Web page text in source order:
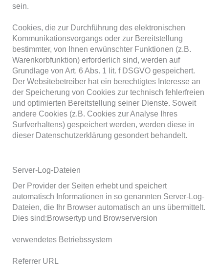
sein.
Cookies, die zur Durchführung des elektronischen
Kommunikationsvorgangs oder zur Bereitstellung
bestimmter, von Ihnen erwünschter Funktionen (z.B.
Warenkorbfunktion) erforderlich sind, werden auf
Grundlage von Art. 6 Abs. 1 lit. f DSGVO gespeichert.
Der Websitebetreiber hat ein berechtigtes Interesse an
der Speicherung von Cookies zur technisch fehlerfreien
und optimierten Bereitstellung seiner Dienste. Soweit
andere Cookies (z.B. Cookies zur Analyse Ihres
Surfverhaltens) gespeichert werden, werden diese in
dieser Datenschutzerklärung gesondert behandelt.
Server-Log-Dateien
Der Provider der Seiten erhebt und speichert
automatisch Informationen in so genannten Server-Log-
Dateien, die Ihr Browser automatisch an uns übermittelt.
Dies sind:Browsertyp und Browserversion
verwendetes Betriebssystem
Referrer URL